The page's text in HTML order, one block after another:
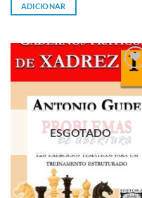
ADICIONAR
à lista de
desejos
ESGOTADO